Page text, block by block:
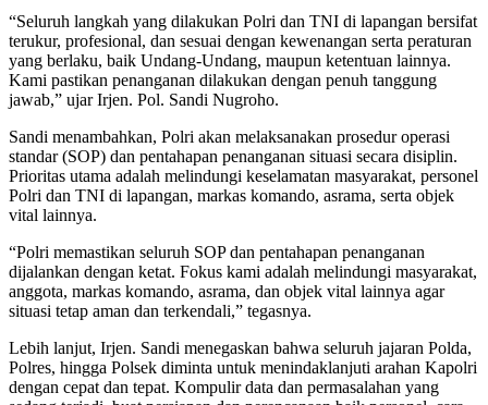
“Seluruh langkah yang dilakukan Polri dan TNI di lapangan bersifat
terukur, profesional, dan sesuai dengan kewenangan serta peraturan
yang berlaku, baik Undang-Undang, maupun ketentuan lainnya.
Kami pastikan penanganan dilakukan dengan penuh tanggung
jawab,” ujar Irjen. Pol. Sandi Nugroho.
Sandi menambahkan, Polri akan melaksanakan prosedur operasi
standar (SOP) dan pentahapan penanganan situasi secara disiplin.
Prioritas utama adalah melindungi keselamatan masyarakat, personel
Polri dan TNI di lapangan, markas komando, asrama, serta objek
vital lainnya.
“Polri memastikan seluruh SOP dan pentahapan penanganan
dijalankan dengan ketat. Fokus kami adalah melindungi masyarakat,
anggota, markas komando, asrama, dan objek vital lainnya agar
situasi tetap aman dan terkendali,” tegasnya.
Lebih lanjut, Irjen. Sandi menegaskan bahwa seluruh jajaran Polda,
Polres, hingga Polsek diminta untuk menindaklanjuti arahan Kapolri
dengan cepat dan tepat. Kompulir data dan permasalahan yang